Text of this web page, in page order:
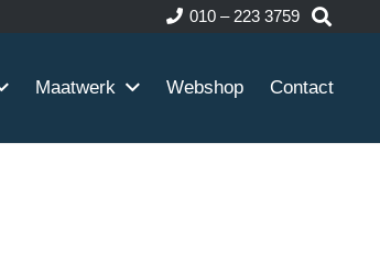
010 – 223 3759
Maatwerk Webshop Contact